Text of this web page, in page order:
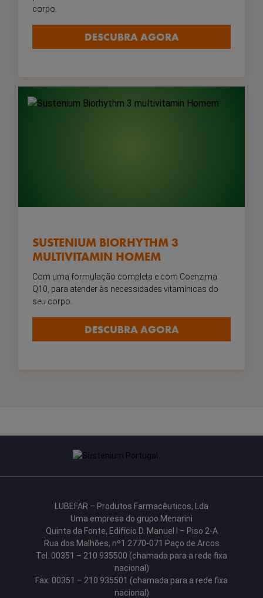
corpo.
DESCUBRA AGORA
SUSTENIUM BIORHYTHM 3
MULTIVITAMIN HOMEM
Com uma formulação completa e com Coenzima
Q10, para atender às necessidades vitamínicas do
seu corpo.
DESCUBRA AGORA
LUBEFAR – Produtos Farmacêuticos, Lda
Uma empresa do grupo Menarini
Quinta da Fonte, Edifício D. Manuel I – Piso 2-A
Rua dos Malhões, nº1 2770-071 Paço de Arcos
Tel. 00351 – 210 935500 (chamada para a rede fixa
nacional)
Fax: 00351 – 210 935501 (chamada para a rede fixa
nacional)